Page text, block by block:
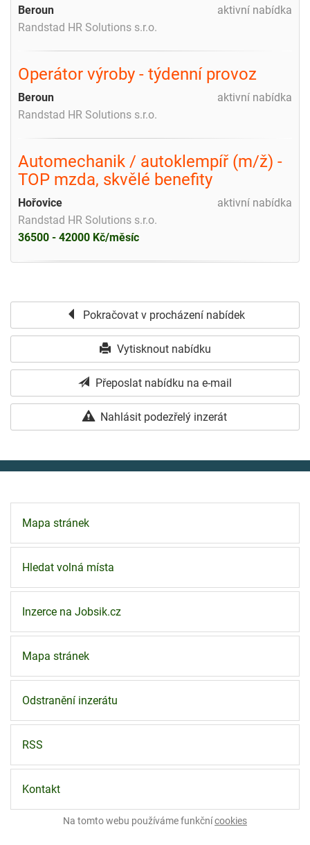
aktivní nabídka
Beroun
Randstad HR Solutions s.r.o.
Operátor výroby - týdenní provoz
aktivní nabídka
Beroun
Randstad HR Solutions s.r.o.
Automechanik / autoklempíř (m/ž) -
TOP mzda, skvělé benefity
aktivní nabídka
Hořovice
Randstad HR Solutions s.r.o.
36500 - 42000 Kč/měsíc
Pokračovat v procházení nabídek
Vytisknout nabídku
Přeposlat nabídku na e-mail
Nahlásit podezřelý inzerát
Mapa stránek
Hledat volná místa
Inzerce na Jobsik.cz
Mapa stránek
Odstranění inzerátu
RSS
Kontakt
Na tomto webu používáme funkčnícookies